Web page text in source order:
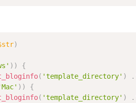
)
) )
{
( 'template_directory' ) .
) )
{
( 'template_directory' ) .